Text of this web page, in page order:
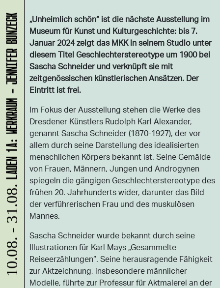
„Unheimlich schön“ ist die nächste Ausstellung im
Museum für Kunst und Kulturgeschichte: bis 7.
Januar 2024 zeigt das MKK in seinem Studio unter
diesem Titel Geschlechterstereotype um 1900 bei
Sascha Schneider und verknüpft sie mit
zeitgenössischen künstlerischen Ansätzen. Der
Eintritt ist frei.
Im Fokus der Ausstellung stehen die Werke des
Dresdener Künstlers Rudolph Karl Alexander,
genannt Sascha Schneider (1870-1927), der vor
allem durch seine Darstellung des idealisierten
menschlichen Körpers bekannt ist. Seine Gemälde
von Frauen, Männern, Jungen und Androgynen
spiegeln die gängigen Geschlechterstereotype des
frühen 20. Jahrhunderts wider, darunter das Bild
der verführerischen Frau und des muskulösen
Mannes.
Sascha Schneider wurde bekannt durch seine
Illustrationen für Karl Mays „Gesammelte
Reiseerzählungen“. Seine herausragende Fähigkeit
zur Aktzeichnung, insbesondere männlicher
Modelle, führte zur Professur für Aktmalerei an der
10.08. - 31.08.
LADEN 1A: WERKRAUM - JENNIFER BUNZECK